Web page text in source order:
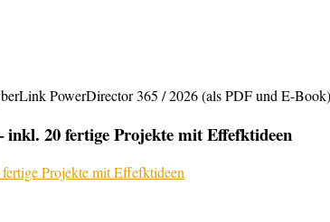
PowerDirector 365 / 2026 (als PDF und E-
20 fertige Projekte mit Effefktideen